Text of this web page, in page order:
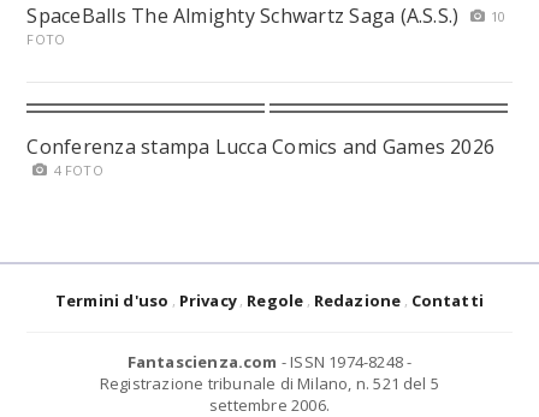
SpaceBalls The Almighty Schwartz Saga (A.S.S.)
10
FOTO
Conferenza stampa Lucca Comics and Games 2026
4 FOTO
Termini d'uso Privacy Regole Redazione Contatti
Fantascienza.com - ISSN 1974-8248 -
Registrazione tribunale di Milano, n. 521 del 5
settembre 2006.